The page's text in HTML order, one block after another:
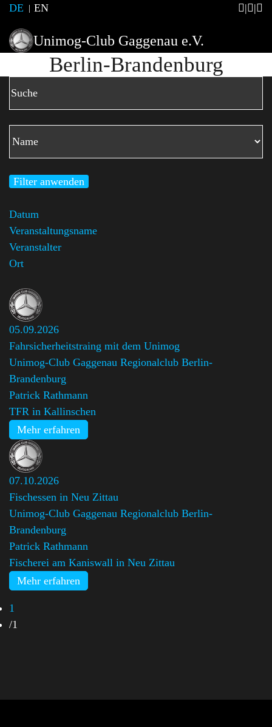
DE EN
Unimog-Club Gaggenau e.V.
Berlin-Brandenburg
Filter anwenden
Datum
Veranstaltungsname
Veranstalter
Ort
05.09.2026
Fahrsicherheitstraing mit dem Unimog
Unimog-Club Gaggenau Regionalclub Berlin-
Brandenburg
Patrick Rathmann
TFR in Kallinschen
Mehr erfahren
07.10.2026
Fischessen in Neu Zittau
Unimog-Club Gaggenau Regionalclub Berlin-
Brandenburg
Patrick Rathmann
Fischerei am Kaniswall in Neu Zittau
Mehr erfahren
1
/1